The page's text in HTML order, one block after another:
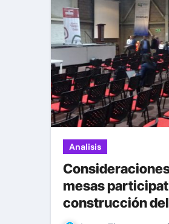
¿De
Cómo
Una
Analisis
mesas
construcción
desarrollo